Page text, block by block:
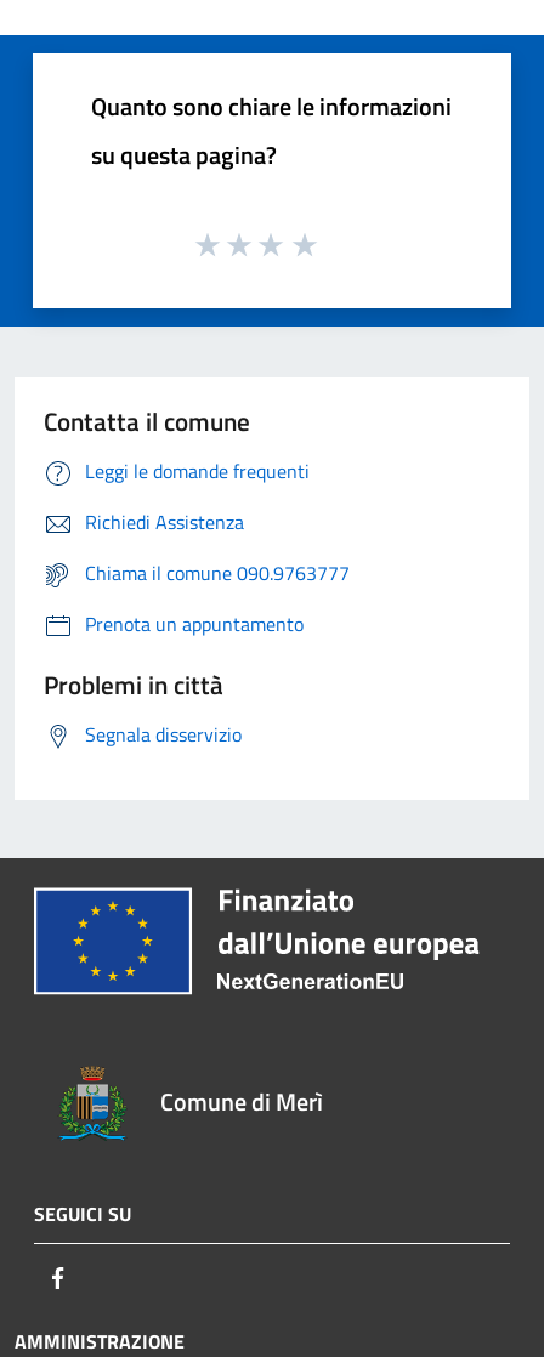
Quanto sono chiare le informazioni
su questa pagina?
Contatta il comune
Leggi le domande frequenti
Richiedi Assistenza
Chiama il comune 090.9763777
Prenota un appuntamento
Problemi in città
Segnala disservizio
Comune di Merì
SEGUICI SU
AMMINISTRAZIONE